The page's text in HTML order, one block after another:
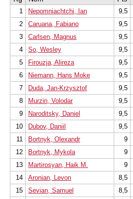
1 Nepomniachtchi, Ian 9,5
2
Caruana, Fabiano 9,5
3
Carlsen, Magnus 9,5
4
So, Wesley 9,5
5
Firouzja, Alireza 9,5
6
Niemann, Hans Moke 9,5
7
Duda, Jan-Krzysztof 9,5
8
Murzin, Volodar 9,5
9
Naroditsky, Daniel 9,5
10
Dubov, Daniil 9,5
11
Bortnyk, Olexandr 9
12
Bortnyk, Mykola 9
13
Martirosyan, Haik M. 9
14
Aronian, Levon 8,5
15
Sevian, Samuel 8,5